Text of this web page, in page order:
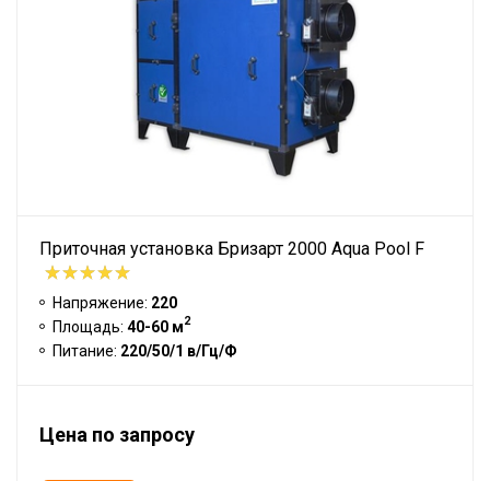
Приточная установка Бризарт 2000 Aqua Pool F
Напряжение: 220
Площадь: 40-60 м2
Питание: 220/50/1 в/Гц/Ф
Цена по запросу